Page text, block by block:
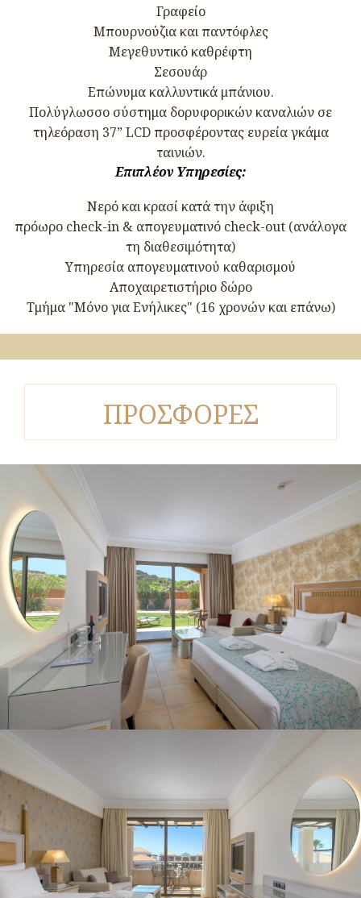
Γραφείο
Μπουρνούζια και παντόφλες
Μεγεθυντικό καθρέφτη
Σεσουάρ
Επώνυμα καλλυντικά μπάνιου.
Πολύγλωσσο σύστημα δορυφορικών καναλιών σε
τηλεόραση 37” LCD προσφέροντας ευρεία γκάμα
ταινιών.
Επιπλέον Υπηρεσίες:
Nερό και κρασί κατά την άφιξη
πρόωρο check-in & απογευματινό check-out (ανάλογα
τη διαθεσιμότητα)
Yπηρεσία απογευματινού καθαρισμού
Aποχαιρετιστήριο δώρο
Τμήμα "Μόνο για Ενήλικες" (16 χρονών και επάνω)
ΠΡΟΣΦΟΡΕΣ